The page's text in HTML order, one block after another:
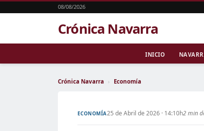
08/08/2026
Crónica Navarra
INICIO
Crónica Navarra › Economía
ECONOMÍA25 de Abril de 2026 · 14:10h2 min